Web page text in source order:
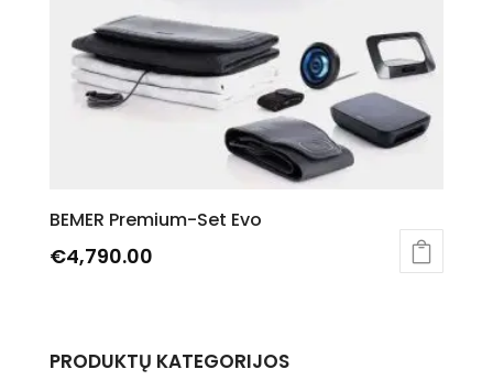
BEMER Premium-Set Evo
€4,790.00
PRODUKTŲ KATEGORIJOS